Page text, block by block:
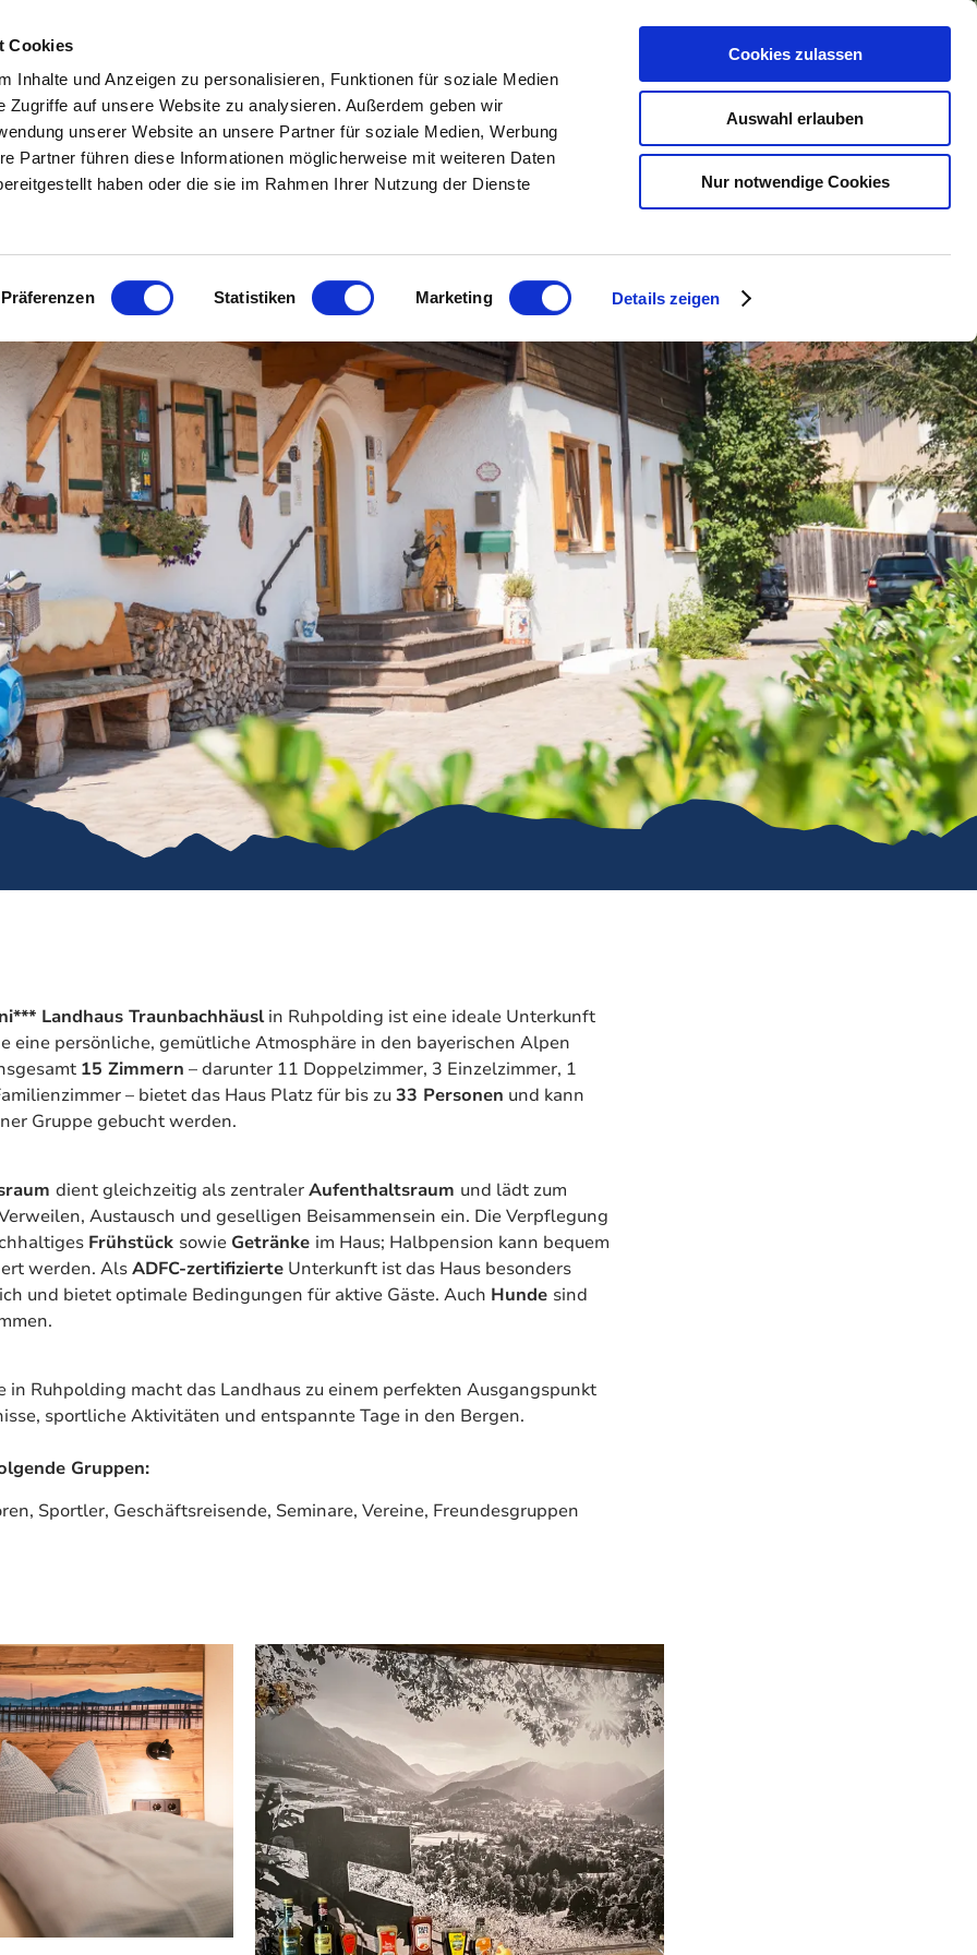
Cookies
Inhalte und Anzeigen zu personalisieren, Funktionen für soziale Medien
Zugriffe auf unsere Website zu analysieren. Außerdem geben wir
unserer Website an unsere Partner für soziale Medien, Werbung
Partner führen diese Informationen möglicherweise mit weiteren Daten
haben oder die sie im Rahmen Ihrer Nutzung der Dienste
Präferenzen Statistiken Marketing Details zeigen
Cookies zulassen
Auswahl erlauben
Nur notwendige Cookies
In & um Ruhpolding
Freizeiteinrichtungen
Museen & Sinnstifterorte
Ausflugsziele in der
Luftkurort Ruhpolding
O'Kema Magazin
Aktivitäten
Wandern
Bergbahnen
Almen
Sommerfreuden
Winterfreuden
Wenn’s mal regnet
Veranstaltungen
Veranstaltungskalender
Jahreshighlights
Traditionsveranstaltungen
Für Familien
Zweites Ruhpoldinger Dirndl
Fliang
Route66 & ADAC Classic Area
Naturkraft Experience 2026
Biathlon Weltcup
Urlaub buchen
Unterkunftsuche
Urlaub mit Hund
Gruppenreisen
Barrierefrei reisen
Service
Öffnungszeiten
Kurbeitrag & Co.
Chiemgau Karte
Wetter
Webcams
Prospekte
Barrierefrei
reisen
Team
Stellenangebote
Rathaus
Ruhpolding
Hotel Garni Landhaus Traunbachhäusl
Landhaus Traunbachhäuslin Ruhpolding ist eine ideale Unterkunft
eine persönliche, gemütliche Atmosphäre in den bayerischen Alpen
15 Zimmern – darunter 11 Doppelzimmer, 3 Einzelzimmer, 1
– bietet das Haus Platz für bis zu33 Personen und kann
Gruppe gebucht werden.
dient gleichzeitig als zentralerAufenthaltsraum und lädt zum
Austausch und geselligen Beisammensein ein. Die Verpflegung
Frühstück sowie Getränke im Haus; Halbpension kann bequem
werden. AlsADFC-zertifizierte Unterkunft ist das Haus besonders
und bietet optimale Bedingungen für aktive Gäste. Auch Hunde sind
in Ruhpolding macht das Landhaus zu einem perfekten Ausgangspunkt
sportliche Aktivitäten und entspannte Tage in den Bergen.
Gruppen:
Sportler, Geschäftsreisende, Seminare, Vereine, Freundesgruppen